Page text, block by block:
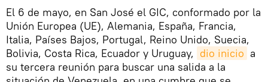
El 6 de mayo, en San José el GIC, conformado por la
Unión Europea (UE), Alemania, España, Francia,
Italia, Países Bajos, Portugal, Reino Unido, Suecia,
Bolivia, Costa Rica, Ecuador y Uruguay, dio inicio a
su tercera reunión para buscar una salida a la